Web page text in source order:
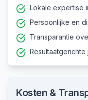
Lokale expertise
Persoonlijke en
Transparantie
Kosten &